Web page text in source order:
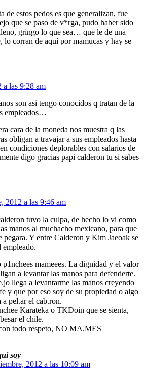
de estos pedos es que generalizan, fue
que se paso de v*rga, pudo haber sido
gringo lo que sea… que le de una
lo corran de aquí por mamucas y hay se
a las 9:28 am
son asi tengo conocidos q tratan de la
empleados…
cara de la moneda nos muestra q las
obligan a travajar a sus empleados hasta
condiciones deplorables con salarios de
digo gracias papi calderon tu si sabes
2012 a las 9:46 am
tuvo la culpa, de hecho lo vi como
manos al muchacho mexicano, para que
pegara. Y entre Calderon y Kim Jaeoak se
empleado.
p1nchees mameees. La dignidad y el valor
a levantar las manos para defenderte.
llega a levantarme las manos creyendo
y que por eso soy de su propiedad o algo
a pel.ar el cab.ron.
Karateka o TKDoin que se sienta,
el chile.
todo respeto, NO MA.MES
soy
2012 a las 10:09 am